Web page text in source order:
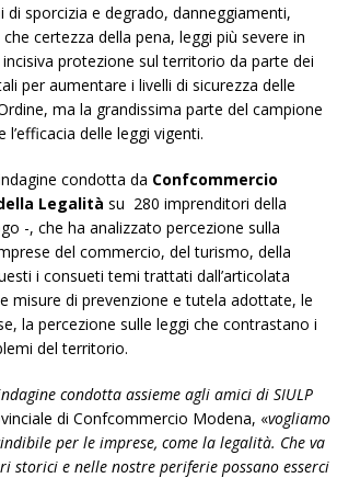
sporcizia e degrado, danneggiamenti,
certezza della pena, leggi più severe in
protezione sul territorio da parte dei
per aumentare i livelli di sicurezza delle
ma la grandissima parte del campione
delle leggi vigenti.
condotta da Confcommercio
Legalità su 280 imprenditori della
-, che ha analizzato percezione sulla
del commercio, del turismo, della
i consueti temi trattati dall’articolata
misure di prevenzione e tutela adottate, le
la percezione sulle leggi che contrastano i
del territorio.
condotta assieme agli amici di SIULP
di Confcommercio Modena, «vogliamo
per le imprese, come la legalità. Che va
storici e nelle nostre periferie possano esserci